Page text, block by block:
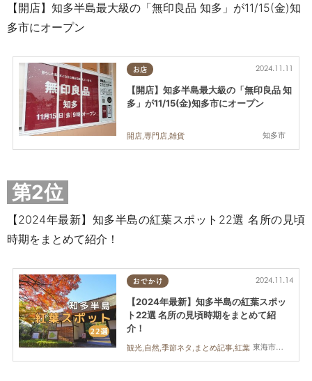
【開店】知多半島最大級の「無印良品 知多」が11/15(金)知
多市にオープン
お店
知多市
2024.11.11
【開店】知多半島最大級の「無印良品 知
多」が11/15(金)知多市にオープン
開店,専門店,雑貨
第2位
【2024年最新】知多半島の紅葉スポット22選 名所の見頃
時期をまとめて紹介！
おでかけ
東海市,大府市,知多市,東浦町,半田市,常滑市,武豊町,美浜町,南知多町
2024.11.14
【2024年最新】知多半島の紅葉スポッ
ト22選 名所の見頃時期をまとめて紹
介！
観光,自然,季節ネタ,まとめ記事,紅葉